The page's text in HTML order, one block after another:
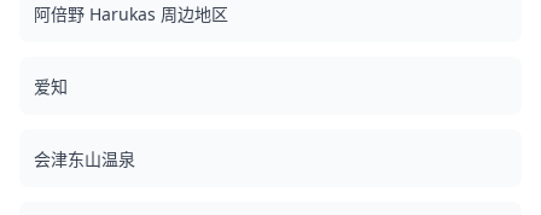
阿倍野 Harukas 周边地区
爱知
会津东山温泉